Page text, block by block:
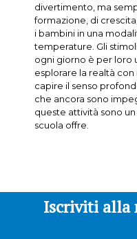
divertimento, ma
formazione, di
i bambini in una
temperature. Gli
ogni giorno è per loro
esplorare la realtà
capire il senso
che ancora sono
queste attività sono
scuola offre.
Iscriviti alla